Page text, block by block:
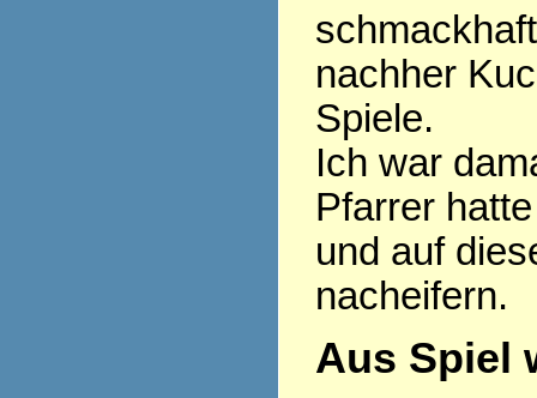
nachher
Spiele.
Ich war
Pfarrer
und auf
nacheifern.
Aus Spiel